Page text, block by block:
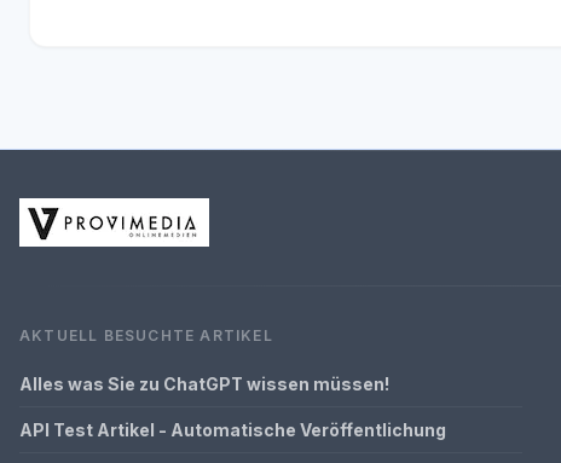
AKTUELL BESUCHTE ARTIKEL
Alles was Sie zu ChatGPT wissen müssen!
API Test Artikel - Automatische Veröffentlichung